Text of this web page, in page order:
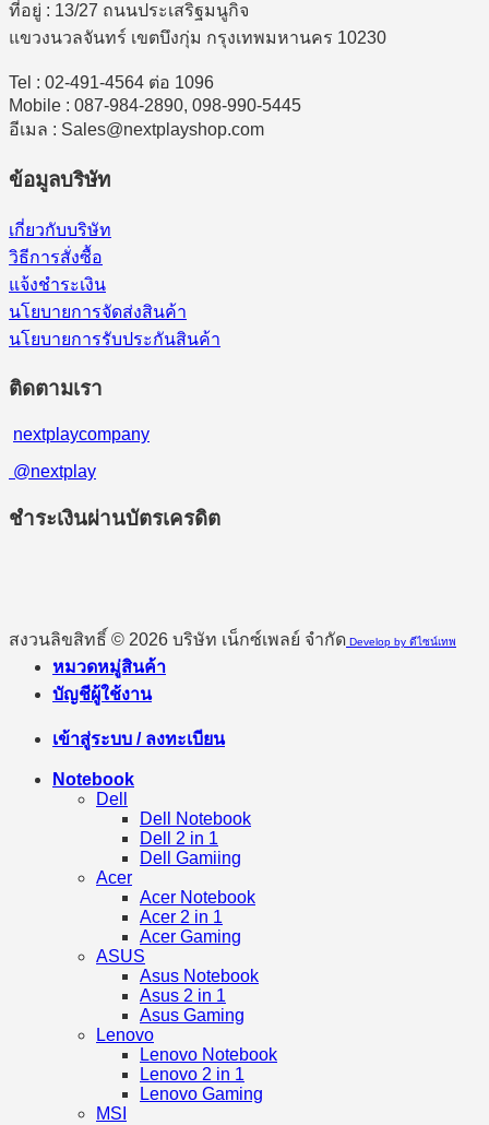
ที่อยู่ : 13/27 ถนนประเสริฐมนูกิจ
แขวงนวลจันทร์ เขตบึงกุ่ม กรุงเทพมหานคร 10230
Tel : 02-491-4564 ต่อ 1096
Mobile : 087-984-2890, 098-990-5445
อีเมล : Sales@nextplayshop.com
ข้อมูลบริษัท
เกี่ยวกับบริษัท
วิธีการสั่งซื้อ
แจ้งชำระเงิน
นโยบายการจัดส่งสินค้า
นโยบายการรับประกันสินค้า
ติดตามเรา
nextplaycompany
@nextplay
ชำระเงินผ่านบัตรเครดิต
สงวนลิขสิทธิ์ © 2026 บริษัท เน็กซ์เพลย์ จำกัด Develop by ดีไซน์เทพ
หมวดหมู่สินค้า
บัญชีผู้ใช้งาน
เข้าสู่ระบบ / ลงทะเบียน
Notebook
Dell
Dell Notebook
Dell 2 in 1
Dell Gamiing
Acer
Acer Notebook
Acer 2 in 1
Acer Gaming
ASUS
Asus Notebook
Asus 2 in 1
Asus Gaming
Lenovo
Lenovo Notebook
Lenovo 2 in 1
Lenovo Gaming
MSI